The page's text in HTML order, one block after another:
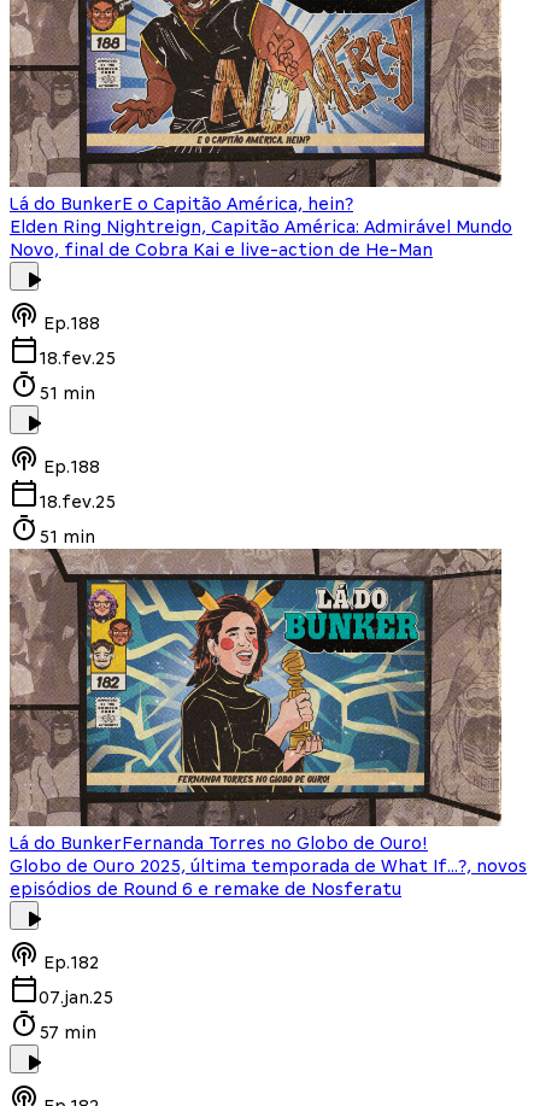
Lá do BunkerE o Capitão América, hein?
Elden Ring Nightreign, Capitão América: Admirável Mundo
Novo, final de Cobra Kai e live-action de He-Man
Ep.188
18.fev.25
51 min
Ep.188
18.fev.25
51 min
Lá do BunkerFernanda Torres no Globo de Ouro!
Globo de Ouro 2025, última temporada de What If…?, novos
episódios de Round 6 e remake de Nosferatu
Ep.182
07.jan.25
57 min